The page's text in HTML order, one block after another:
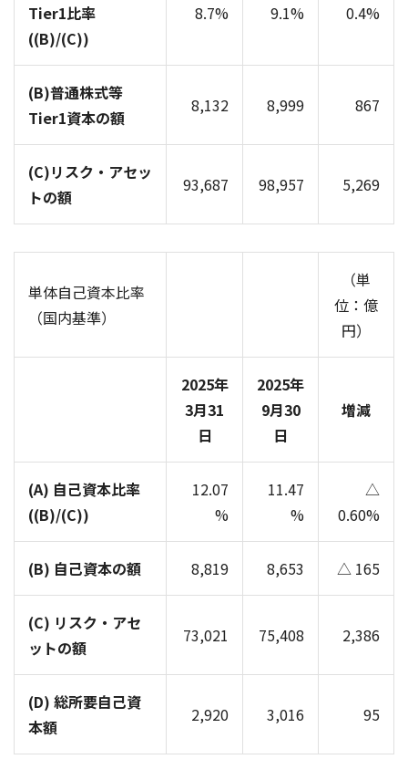
Tier1比率
((B)/(C))
8.7% 9.1% 0.4%
(B)普通株式等
Tier1資本の額
8,132 8,999 867
(C)リスク・アセッ
トの額
93,687 98,957 5,269
単体自己資本比率
（国内基準）
（単
位：億
円）
2025年
3月31
日
2025年
9月30
日
増減
(A) 自己資本比率
((B)/(C))
12.07
%
11.47
%
△
0.60%
(B) 自己資本の額 8,819 8,653 △ 165
(C) リスク・アセ
ットの額
73,021 75,408 2,386
(D) 総所要自己資
本額
2,920 3,016 95